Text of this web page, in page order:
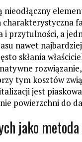
charakterystyczna
i przytulności, a
nawet
skłania
tym kosztów
jest
powierzchni do
jako